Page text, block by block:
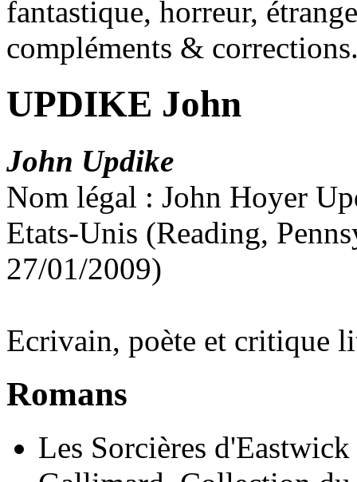
fantastique, horreur,
compléments &
UPDIKE John
John Updike
Nom légal : John Hoyer
Etats-Unis (Reading,
27/01/2009)
Ecrivain, poète et critique
Romans
Les Sorcières d'Eastwick